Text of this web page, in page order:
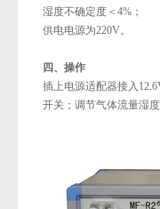
湿度不确定度＜4%；
供电电源为220V。
四、操作
插上电源适配器接入
开关；调节气体流量湿